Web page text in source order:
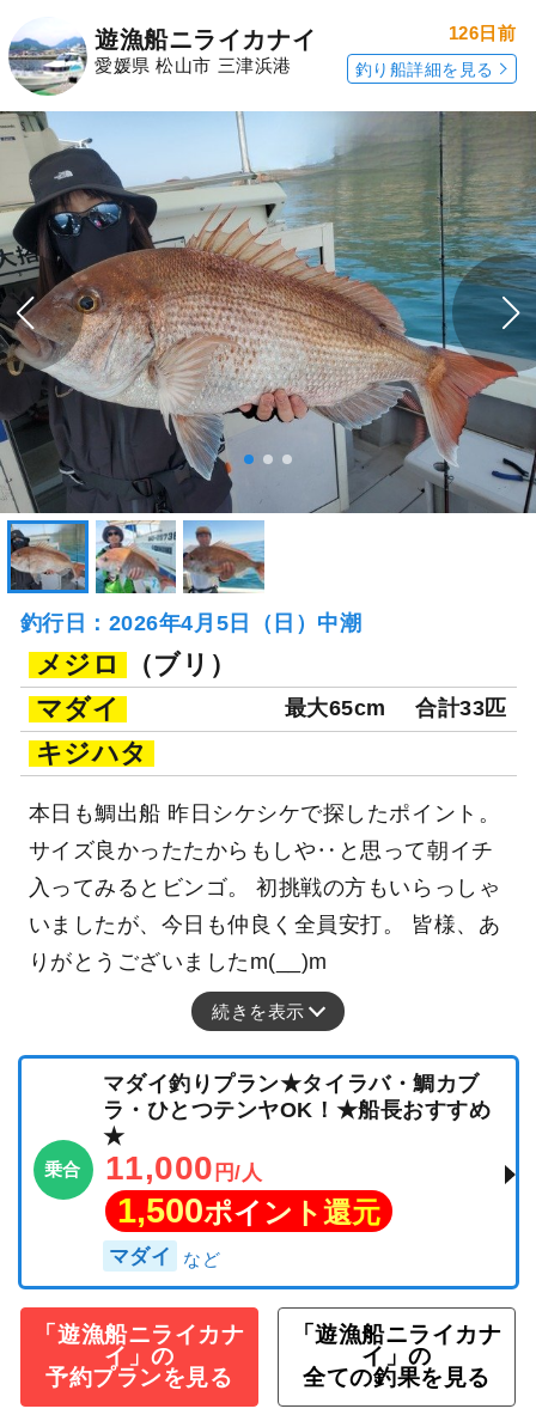
遊漁船ニライカナイ
愛媛県 松山市 三津浜港
126日前
釣り船詳細を見る
釣行日：2026年4月5日（日）中潮
メジロ
（ブリ）
マダイ
最大65cm 合計33匹
キジハタ
本日も鯛出船 昨日シケシケで探したポイント。
サイズ良かったたからもしや‥と思って朝イチ
入ってみるとビンゴ。 初挑戦の方もいらっしゃ
いましたが、今日も仲良く全員安打。 皆様、あ
りがとうございましたm(__)m
続きを表示
乗合
マダイ釣りプラン★タイラバ・鯛カブ
ラ・ひとつテンヤOK！★船長おすすめ
★
11,000 円/人
1,500ポイント還元
マダイ
「遊漁船ニライカナ
イ」の
予約プランを見る
「遊漁船ニライカナ
イ」の
全ての釣果を見る